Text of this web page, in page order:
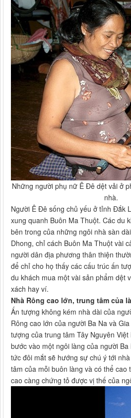
Những người phụ nữ Ê Đê dệt vải ở
nhà.
Người Ê Đê sống chủ yếu ở tỉnh Đắk
xung quanh Buôn Ma Thuột. Các du
bên trong của những ngôi nhà sàn
Dhong, chỉ cách Buôn Ma Thuột vài
người dân địa phương thân thiện
để chỉ cho họ thấy các cấu trúc ấn
du khách mua một vài sản phẩm dệt
xách hay ví.
Nhà Rông cao lớn, trung tâm của
Ấn tượng không kém nhà dài của
Rông cao lớn của người Ba Na và
tượng của trung tâm Tây Nguyên
bước vào một ngôi làng của người
tức đôi mắt sẽ hướng sự chú ý tới
tâm của mỗi buôn làng và có thể cao
cao càng chứng tỏ được vị thế của